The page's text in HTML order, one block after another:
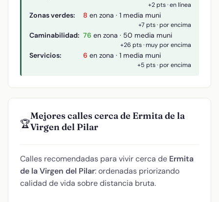
+2 pts · en línea
Zonas verdes: 8 en zona · 1 media muni
+7 pts · por encima
Caminabilidad: 76 en zona · 50 media muni
+26 pts · muy por encima
Servicios: 6 en zona · 1 media muni
+5 pts · por encima
🏆
Mejores calles cerca de Ermita de la
Virgen del Pilar
Calles recomendadas para vivir cerca de Ermita
de la Virgen del Pilar: ordenadas priorizando
calidad de vida sobre distancia bruta.